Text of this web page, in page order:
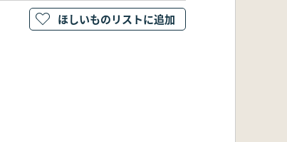
ほしいものリストに追加